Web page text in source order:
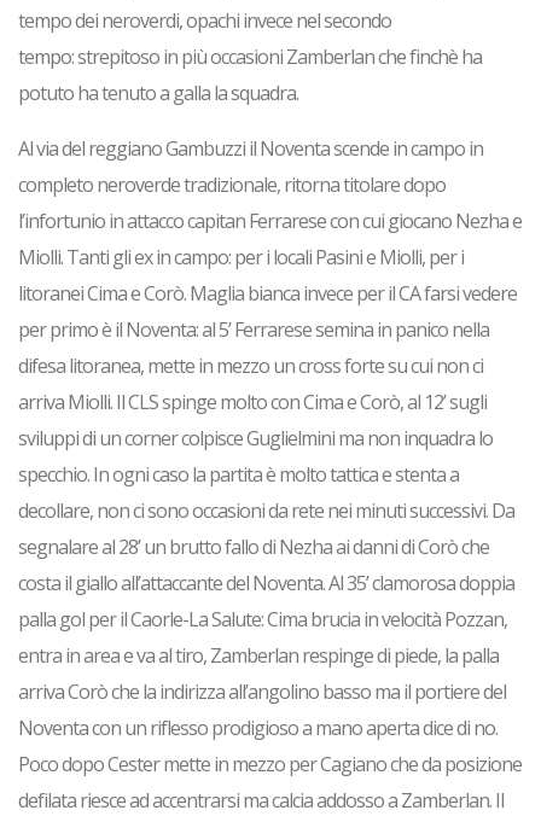
tempo dei neroverdi, opachi invece nel secondo
tempo:strepitoso in più occasioni Zamberlanche finchè ha
potuto ha tenuto a galla la squadra.
Al via del reggiano Gambuzzi il Noventa scende in campo in
completo neroverde tradizionale, ritorna titolare dopo
l’infortunio in attacco capitan Ferrarese con cui giocano Nezha e
Miolli. Tanti gli ex in campo: per i locali Pasini e Miolli, per i
litoranei Cima e Corò. Maglia bianca invece per il CA farsi vedere
per primo è il Noventa: al 5’ Ferrarese semina in panico nella
difesa litoranea, mette in mezzo un cross forte su cui non ci
arriva Miolli. Il CLS spinge molto con Cima e Corò, al 12’ sugli
sviluppi di un corner colpisce Guglielmini ma non inquadra lo
specchio. In ogni caso la partita è molto tattica e stenta a
decollare, non ci sono occasioni da rete nei minuti successivi. Da
segnalare al 28’ un brutto fallo di Nezha ai danni di Corò che
costa il giallo all’attaccante del Noventa. Al 35’ clamorosa doppia
palla gol per il Caorle-La Salute: Cima brucia in velocità Pozzan,
entra in area e va al tiro, Zamberlan respinge di piede, la palla
arriva Corò che la indirizza all’angolino basso ma il portiere del
Noventa con un riflesso prodigioso a mano aperta dice di no.
Poco dopo Cester mette in mezzo per Cagiano che da posizione
defilata riesce ad accentrarsi ma calcia addosso a Zamberlan. Il